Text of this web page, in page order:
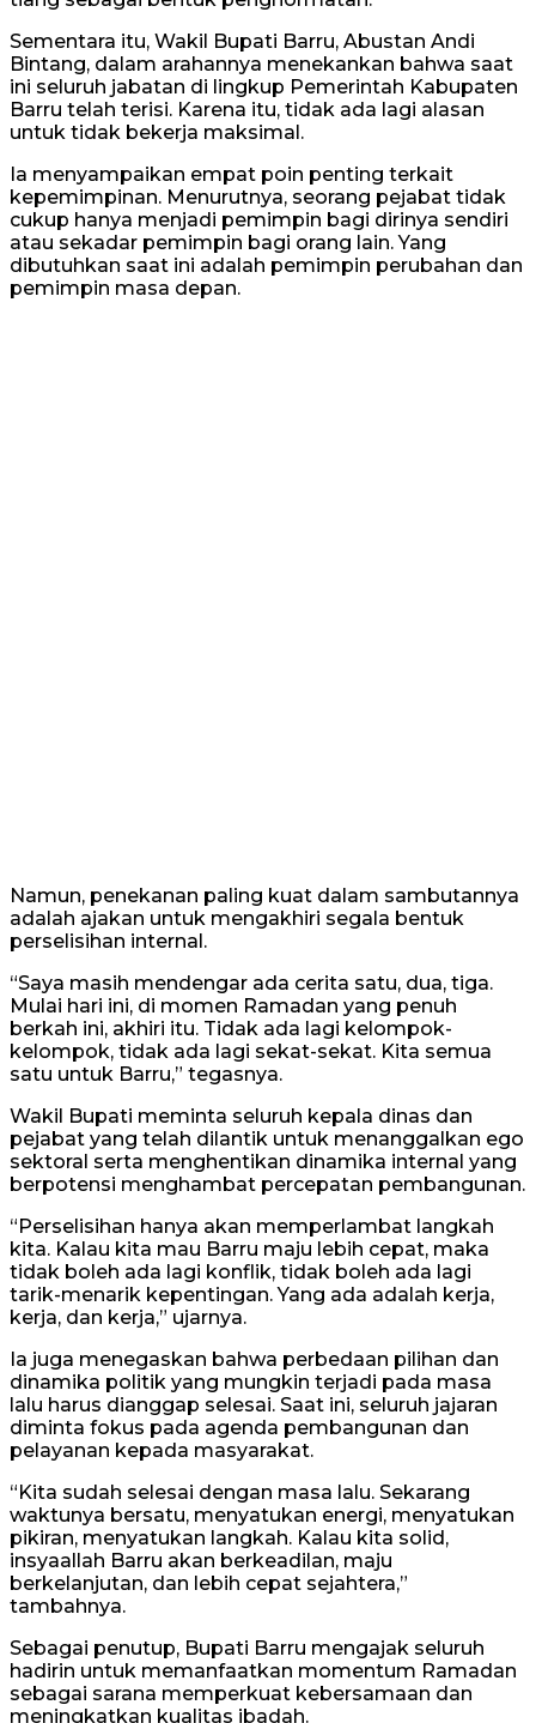
Sementara itu, Wakil Bupati Barru, Abustan Andi
Bintang, dalam arahannya menekankan bahwa saat
ini seluruh jabatan di lingkup Pemerintah Kabupaten
Barru telah terisi. Karena itu, tidak ada lagi alasan
untuk tidak bekerja maksimal.
Ia menyampaikan empat poin penting terkait
kepemimpinan. Menurutnya, seorang pejabat tidak
cukup hanya menjadi pemimpin bagi dirinya sendiri
atau sekadar pemimpin bagi orang lain. Yang
dibutuhkan saat ini adalah pemimpin perubahan dan
pemimpin masa depan.
Namun, penekanan paling kuat dalam sambutannya
adalah ajakan untuk mengakhiri segala bentuk
perselisihan internal.
“Saya masih mendengar ada cerita satu, dua, tiga.
Mulai hari ini, di momen Ramadan yang penuh
berkah ini, akhiri itu. Tidak ada lagi kelompok-
kelompok, tidak ada lagi sekat-sekat. Kita semua
satu untuk Barru,” tegasnya.
Wakil Bupati meminta seluruh kepala dinas dan
pejabat yang telah dilantik untuk menanggalkan ego
sektoral serta menghentikan dinamika internal yang
berpotensi menghambat percepatan pembangunan.
“Perselisihan hanya akan memperlambat langkah
kita. Kalau kita mau Barru maju lebih cepat, maka
tidak boleh ada lagi konflik, tidak boleh ada lagi
tarik-menarik kepentingan. Yang ada adalah kerja,
kerja, dan kerja,” ujarnya.
Ia juga menegaskan bahwa perbedaan pilihan dan
dinamika politik yang mungkin terjadi pada masa
lalu harus dianggap selesai. Saat ini, seluruh jajaran
diminta fokus pada agenda pembangunan dan
pelayanan kepada masyarakat.
“Kita sudah selesai dengan masa lalu. Sekarang
waktunya bersatu, menyatukan energi, menyatukan
pikiran, menyatukan langkah. Kalau kita solid,
insyaallah Barru akan berkeadilan, maju
berkelanjutan, dan lebih cepat sejahtera,”
tambahnya.
Sebagai penutup, Bupati Barru mengajak seluruh
hadirin untuk memanfaatkan momentum Ramadan
sebagai sarana memperkuat kebersamaan dan
meningkatkan kualitas ibadah.